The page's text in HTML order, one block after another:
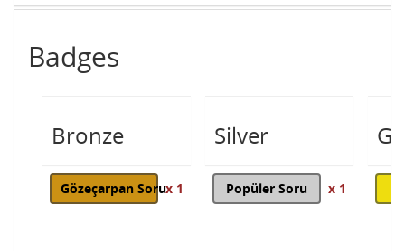
Badges
Bronze
Gözeçarpan Sorux 1
Silver
Popüler Soru x 1